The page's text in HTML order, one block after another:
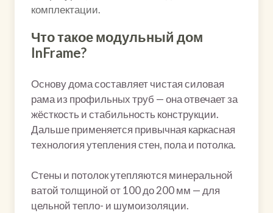
комплектации.
Что такое модульный дом
InFrame?
Основу дома составляет чистая силовая
рама из профильных труб — она отвечает за
жёсткость и стабильность конструкции.
Дальше применяется привычная каркасная
технология утепления стен, пола и потолка.
Стены и потолок утепляются минеральной
ватой толщиной от 100 до 200 мм — для
цельной тепло- и шумоизоляции.